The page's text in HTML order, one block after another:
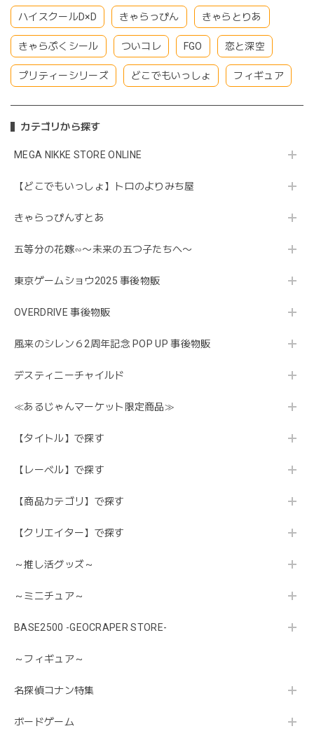
ハイスクールD×D きゃらっぴん きゃらとりあ
きゃらぷくシール ついコレ FGO 恋と深空
プリティーシリーズ どこでもいっしょ フィギュア
カテゴリから探す
MEGA NIKKE STORE ONLINE
【どこでもいっしょ】トロのよりみち屋
きゃらっぴんすとあ
五等分の花嫁∽〜未来の五つ子たちへ〜
東京ゲームショウ2025 事後物販
OVERDRIVE 事後物販
風来のシレン６2周年記念 POP UP 事後物販
デスティニーチャイルド
≪あるじゃんマーケット限定商品≫
【タイトル】で探す
【レーベル】で探す
【商品カテゴリ】で探す
【クリエイター】で探す
～推し活グッズ～
～ミニチュア～
BASE2500 -GEOCRAPER STORE-
～フィギュア～
名探偵コナン特集
ボードゲーム